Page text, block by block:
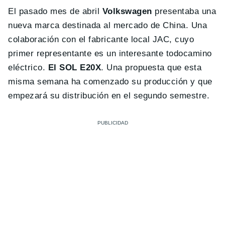
El pasado mes de abril Volkswagen presentaba una
nueva marca destinada al mercado de China. Una
colaboración con el fabricante local JAC, cuyo
primer representante es un interesante todocamino
eléctrico. El SOL E20X. Una propuesta que esta
misma semana ha comenzado su producción y que
empezará su distribución en el segundo semestre.